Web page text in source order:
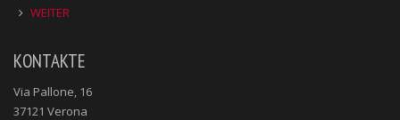
WEITER
KONTAKTE
Via Pallone, 16
37121 Verona